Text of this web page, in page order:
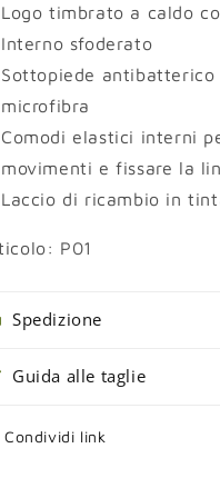
Logo timbrato a caldo
Interno sfoderato
Sottopiede
microfibra
Comodi elastici interni
movimenti e fissare la
Laccio di ricambio in
P01
Spedizione
Guida alle taglie
Condividi link